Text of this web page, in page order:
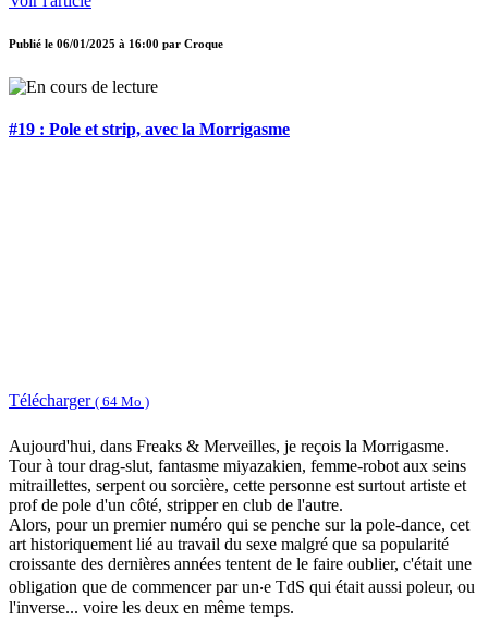
Publié le 06/01/2025 à 16:00 par Croque
#19 : Pole et strip, avec la Morrigasme
Télécharger ( 64 Mo )
Aujourd'hui, dans Freaks & Merveilles, je reçois la Morrigasme.
Tour à tour drag-slut, fantasme miyazakien, femme-robot aux seins
mitraillettes, serpent ou sorcière, cette personne est surtout artiste et
prof de pole d'un côté, stripper en club de l'autre.
Alors, pour un premier numéro qui se penche sur la pole-dance, cet
art historiquement lié au travail du sexe malgré que sa popularité
croissante des dernières années tentent de le faire oublier, c'était une
obligation que de commencer par un‧e TdS qui était aussi poleur, ou
l'inverse... voire les deux en même temps.